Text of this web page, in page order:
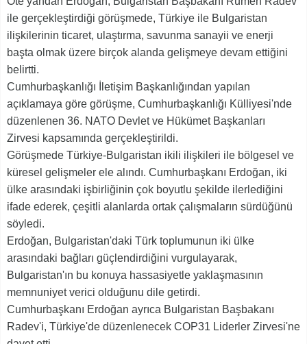
ile gerçekleştirdiği görüşmede, Türkiye ile Bulgaristan
ilişkilerinin ticaret, ulaştırma, savunma sanayii ve enerji
başta olmak üzere birçok alanda gelişmeye devam ettiğini
belirtti.
Cumhurbaşkanlığı İletişim Başkanlığından yapılan
açıklamaya göre görüşme, Cumhurbaşkanlığı Külliyesi'nde
düzenlenen 36. NATO Devlet ve Hükümet Başkanları
Zirvesi kapsamında gerçekleştirildi.
Görüşmede Türkiye-Bulgaristan ikili ilişkileri ile bölgesel ve
küresel gelişmeler ele alındı. Cumhurbaşkanı Erdoğan, iki
ülke arasındaki işbirliğinin çok boyutlu şekilde ilerlediğini
ifade ederek, çeşitli alanlarda ortak çalışmaların sürdüğünü
söyledi.
Erdoğan, Bulgaristan'daki Türk toplumunun iki ülke
arasındaki bağları güçlendirdiğini vurgulayarak,
Bulgaristan'ın bu konuya hassasiyetle yaklaşmasının
memnuniyet verici olduğunu dile getirdi.
Cumhurbaşkanı Erdoğan ayrıca Bulgaristan Başbakanı
Radev'i, Türkiye'de düzenlenecek COP31 Liderler Zirvesi'ne